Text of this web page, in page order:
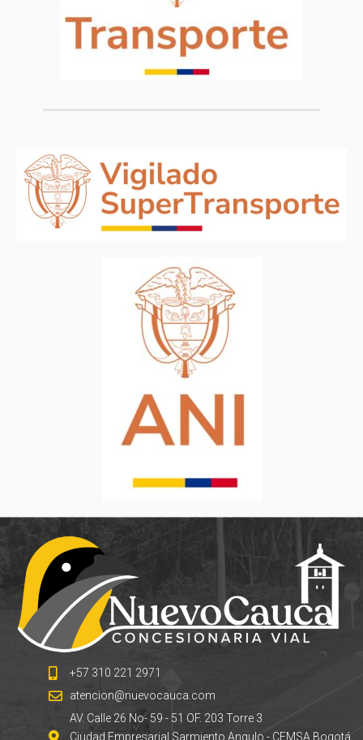
+57 310 221 2971
atencion@nuevocauca.com
AV. Calle 26 No- 59 - 51 OF. 203 Torre 3
Ciudad Empresarial Sarmiento Angulo - CEMSA Bogotá